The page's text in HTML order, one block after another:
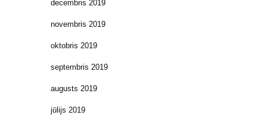
decembris 2019
novembris 2019
oktobris 2019
septembris 2019
augusts 2019
jūlijs 2019